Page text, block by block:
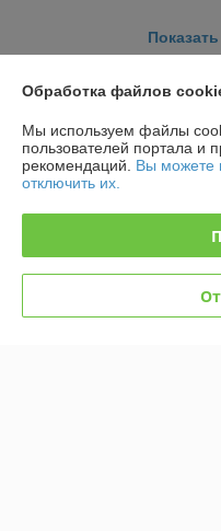
Контакты
Доставка и оплата
Полная версия сайта
Обработка файлов
Мы используем файлы
пользователей портала и
рекомендаций. Вы можете
отключить их.